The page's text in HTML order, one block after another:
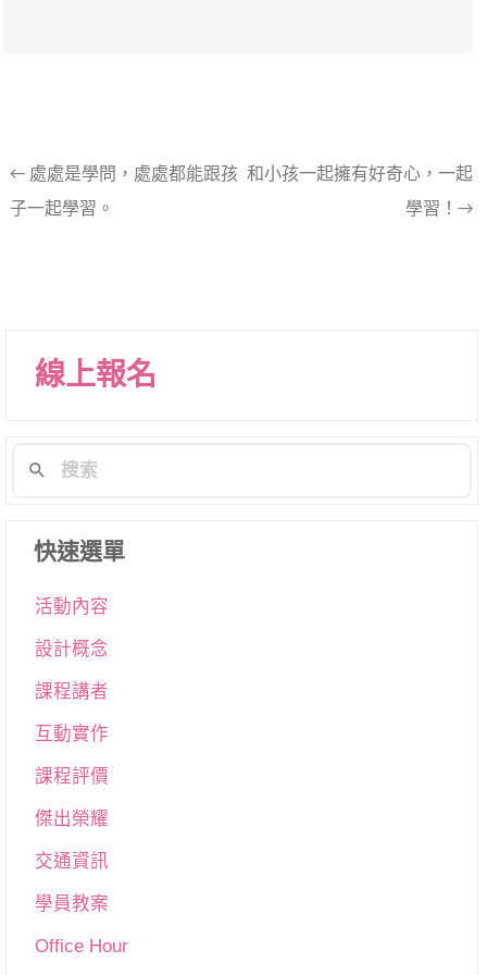
文
章
← 處處是學問，處處都能跟孩
子一起學習。
和小孩一起擁有好奇心，一起
學習！→
線上報名
快速選單
活動內容
設計概念
課程講者
互動實作
課程評價
傑出榮耀
交通資訊
學員教案
Office Hour